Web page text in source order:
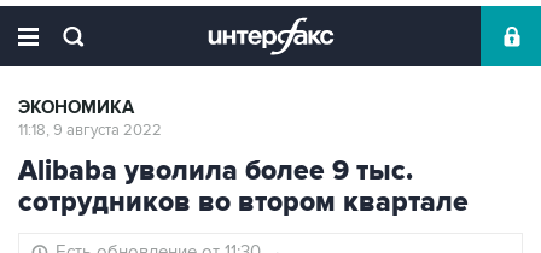
ЭКОНОМИКА
11:18, 9 августа 2022
Alibaba уволила более 9 тыс.
сотрудников во втором квартале